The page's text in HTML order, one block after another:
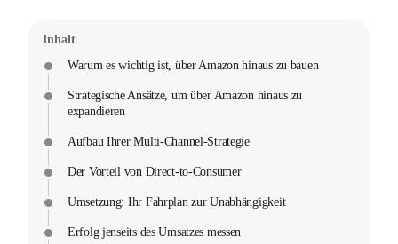
Inhalt
Warum es wichtig ist, über Amazon hinaus zu bauen
Strategische Ansätze, um über Amazon hinaus zu
expandieren
Aufbau Ihrer Multi-Channel-Strategie
Der Vorteil von Direct-to-Consumer
Umsetzung: Ihr Fahrplan zur Unabhängigkeit
Erfolg jenseits des Umsatzes messen